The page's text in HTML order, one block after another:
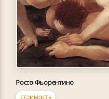
Россо Фьорентино
СТОИМОСТЬ